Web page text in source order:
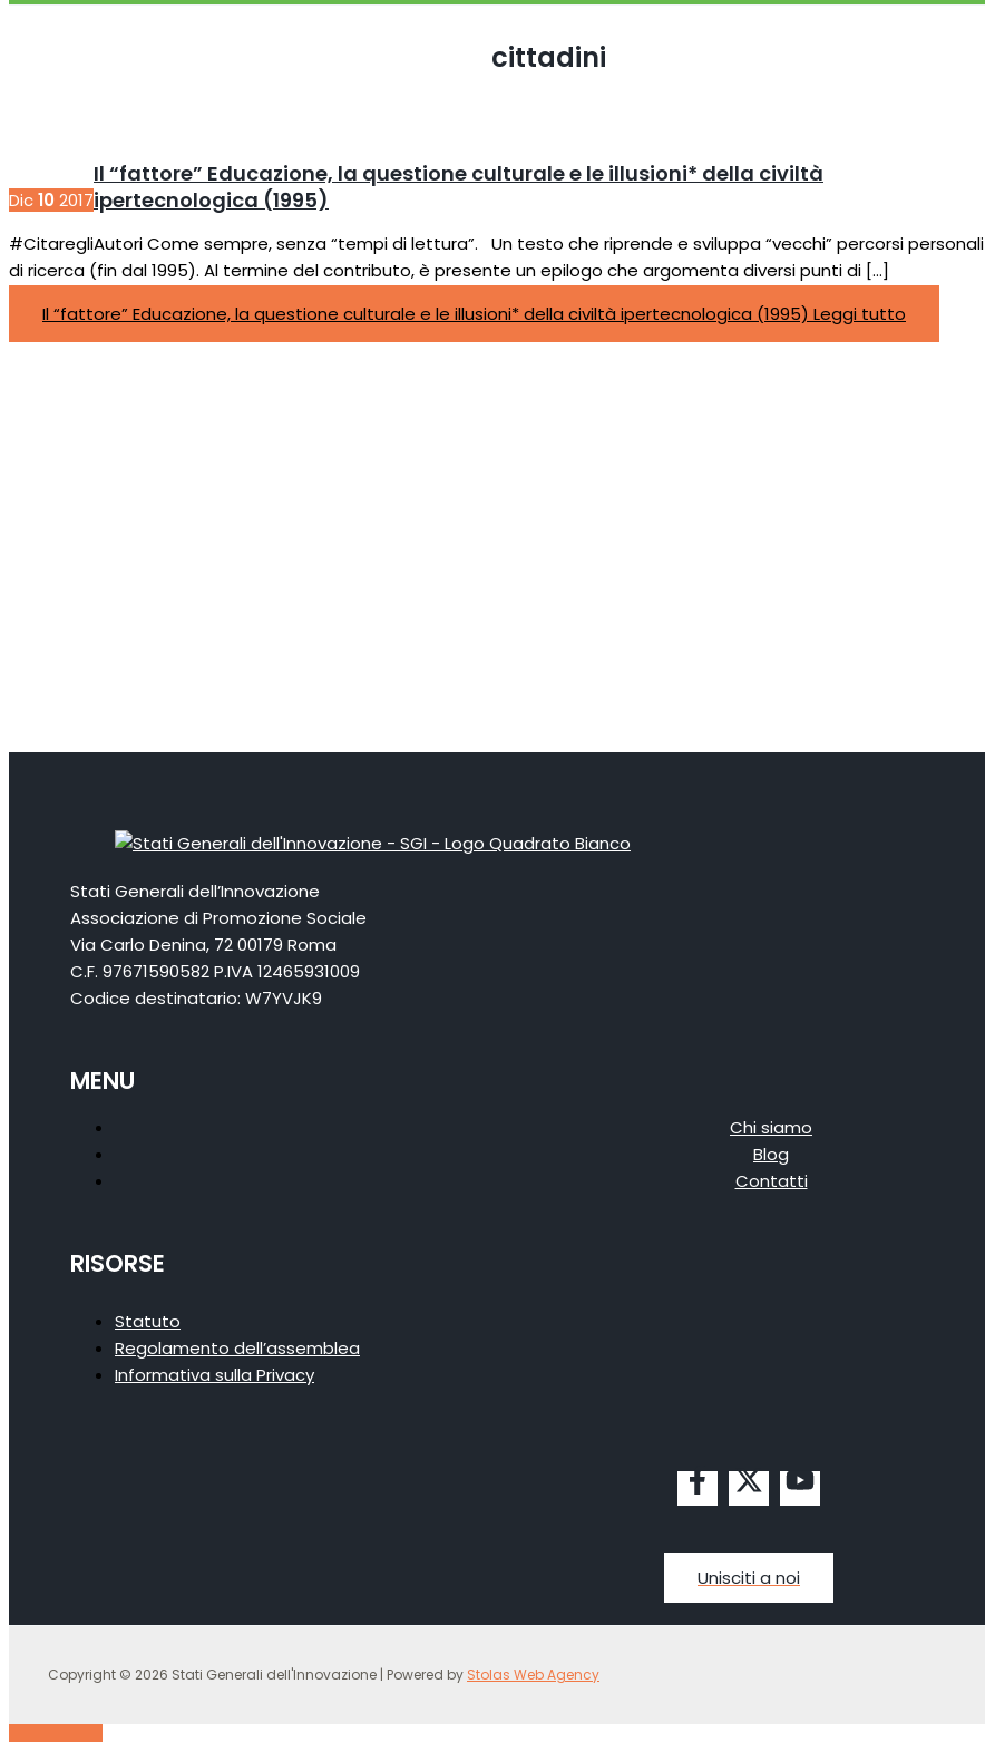
cittadini
Dic10 2017
Il “fattore” Educazione, la questione culturale e le illusioni* della civiltà
ipertecnologica (1995)
#CitaregliAutori Come sempre, senza “tempi di lettura”. Un testo che riprende e sviluppa “vecchi” percorsi personali
di ricerca (fin dal 1995). Al termine del contributo, è presente un epilogo che argomenta diversi punti di […]
Il “fattore” Educazione, la questione culturale e le illusioni* della civiltà ipertecnologica (1995) Leggi tutto
Stati Generali dell’Innovazione
Associazione di Promozione Sociale
Via Carlo Denina, 72 00179 Roma
C.F. 97671590582 P.IVA 12465931009
Codice destinatario: W7YVJK9
MENU
Chi siamo
Blog
Contatti
RISORSE
Statuto
Regolamento dell’assemblea
Informativa sulla Privacy
Unisciti a noi
Copyright © 2026 Stati Generali dell'Innovazione | Powered by Stolas Web Agency